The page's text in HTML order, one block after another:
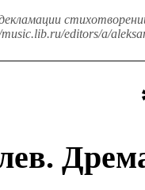
editors/a/